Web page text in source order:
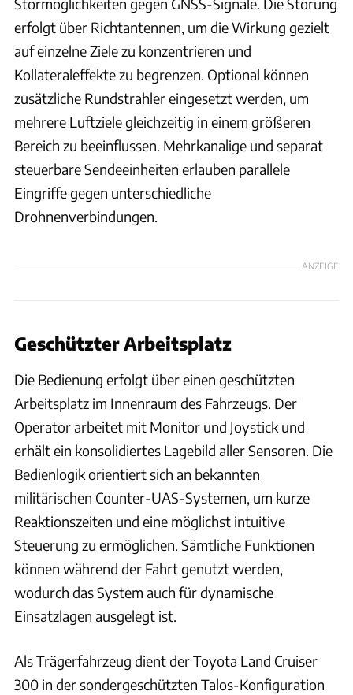
erfolgt über Richtantennen, um die Wirkung gezielt
auf einzelne Ziele zu konzentrieren und
Kollateraleffekte zu begrenzen. Optional können
zusätzliche Rundstrahler eingesetzt werden, um
mehrere Luftziele gleichzeitig in einem größeren
Bereich zu beeinflussen. Mehrkanalige und separat
steuerbare Sendeeinheiten erlauben parallele
Eingriffe gegen unterschiedliche
Drohnenverbindungen.
ANZEIGE
Geschützter Arbeitsplatz
Die Bedienung erfolgt über einen geschützten
Arbeitsplatz im Innenraum des Fahrzeugs. Der
Operator arbeitet mit Monitor und Joystick und
erhält ein konsolidiertes Lagebild aller Sensoren. Die
Bedienlogik orientiert sich an bekannten
militärischen Counter-UAS-Systemen, um kurze
Reaktionszeiten und eine möglichst intuitive
Steuerung zu ermöglichen. Sämtliche Funktionen
können während der Fahrt genutzt werden,
wodurch das System auch für dynamische
Einsatzlagen ausgelegt ist.
Als Trägerfahrzeug dient der Toyota Land Cruiser
300 in der sondergeschützten Talos-Konfiguration